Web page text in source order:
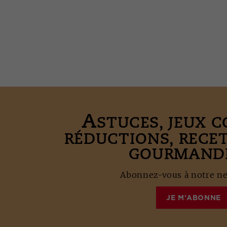
ASTUCES, JEUX
RÉDUCTIONS,
Abonnez-vous à notre
JE M'ABONNE